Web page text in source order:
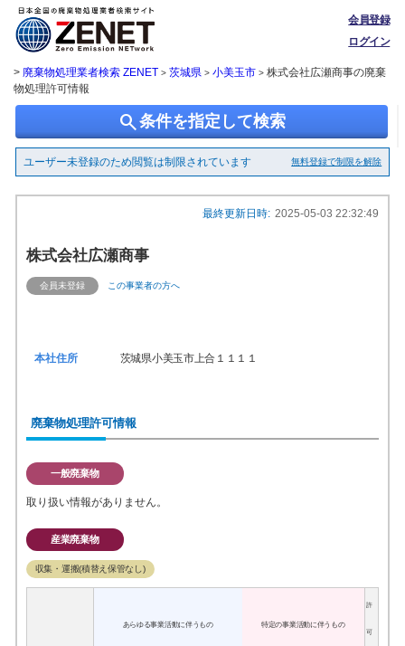
会員登録
ログイン
> 廃棄物処理業者検索 ZENET > 茨城県 > 小美玉市> 株式会社広瀬商事の廃棄
物処理許可情報
search条件を指定して検索
ユーザー未登録のため閲覧は制限されています 無料登録で制限を解除
最終更新日時: 2025-05-03 22:32:49
株式会社広瀬商事
会員未登録 この事業者の方へ
本社住所 茨城県小美玉市上合１１１１
廃棄物処理許可情報
一般廃棄物
取り扱い情報がありません。
産業廃棄物
収集・運搬(積替え保管なし)
あらゆる事業活動に伴うもの 特定の事業活動に伴うもの
許
可